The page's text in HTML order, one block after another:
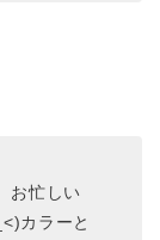
お忙しい
カラーと